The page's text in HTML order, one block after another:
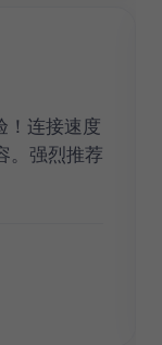
！连接速度
。强烈推荐